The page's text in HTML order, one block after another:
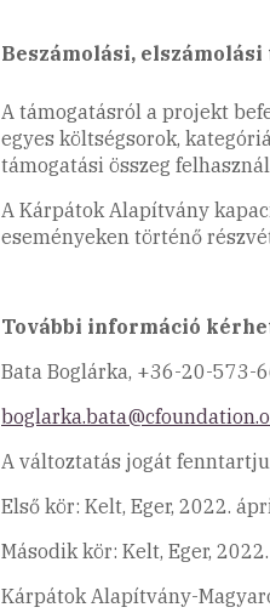
Beszámolási,
A támogatásról a projekt
egyes költségsorok,
támogatási összeg
A Kárpátok Alapítvány
eseményeken történő
További információ
Bata Boglárka, +36-20-573-
A változtatás jogát
Első kör: Kelt, Eger, 2022.
Második kör: Kelt, Eger,
Kárpátok Alapítvány-